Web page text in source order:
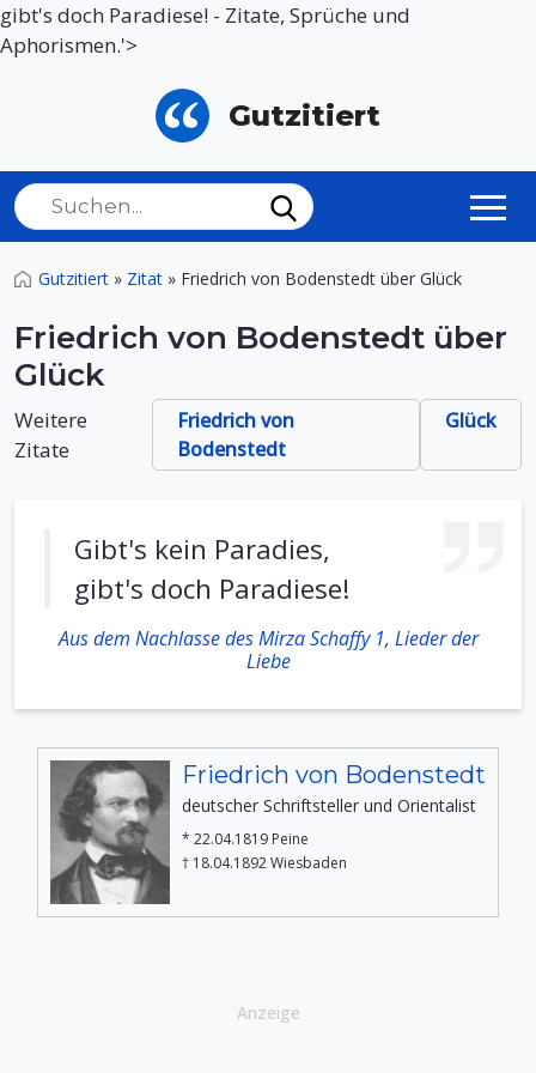
gibt's doch Paradiese! - Zitate, Sprüche und
Aphorismen.'>
Gutzitiert
Gutzitiert » Zitat » Friedrich von Bodenstedt über Glück
Friedrich von Bodenstedt über
Glück
Weitere
Zitate
Friedrich von
Bodenstedt
Glück
Gibt's kein Paradies,
gibt's doch Paradiese!
Aus dem Nachlasse des Mirza Schaffy 1, Lieder der
Liebe
Friedrich von Bodenstedt
deutscher Schriftsteller und Orientalist
* 22.04.1819 Peine
† 18.04.1892 Wiesbaden
Anzeige